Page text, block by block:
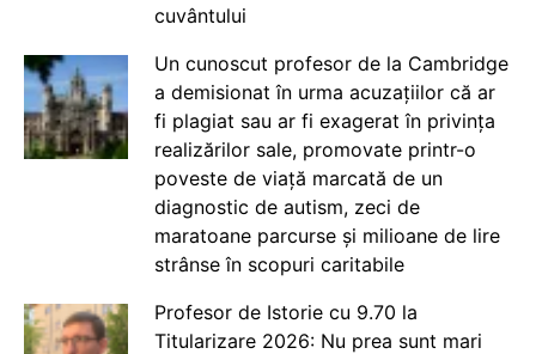
cuvântului
Un cunoscut profesor de la Cambridge
a demisionat în urma acuzațiilor că ar
fi plagiat sau ar fi exagerat în privința
realizărilor sale, promovate printr-o
poveste de viață marcată de un
diagnostic de autism, zeci de
maratoane parcurse și milioane de lire
strânse în scopuri caritabile
Profesor de Istorie cu 9.70 la
Titularizare 2026: Nu prea sunt mari